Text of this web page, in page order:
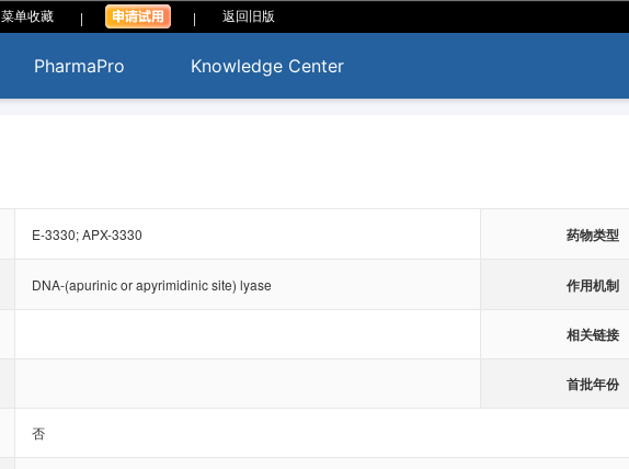
菜单收藏 | | 返回旧版
PharmaPro Knowledge Center
E-3330; APX-3330 药物类型
DNA-(apurinic or apyrimidinic site) lyase 作用机制
相关链接
首批年份
否